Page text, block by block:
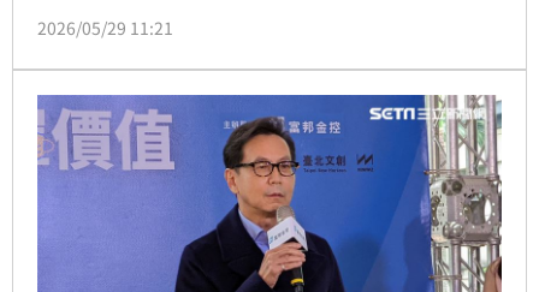
去年營收近2千億元，EPS達4.77元創7年新高。蔡明忠
心與新科技服務，推動三大引擎協同成長，深耕金融科
技與電商領域，為股東創造長期價值。
2026/05/29 11:21